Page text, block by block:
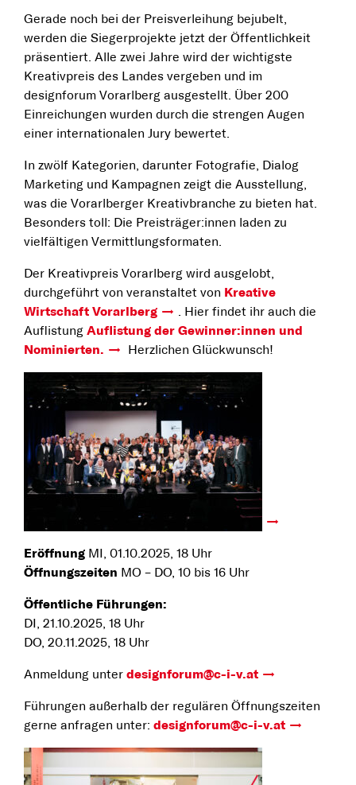
Gerade noch bei der Preisverleihung bejubelt,
werden die Siegerprojekte jetzt der Öffentlichkeit
präsentiert. Alle zwei Jahre wird der wichtigste
Kreativpreis des Landes vergeben und im
designforum Vorarlberg ausgestellt. Über 200
Einreichungen wurden durch die strengen Augen
einer internationalen Jury bewertet.
In zwölf Kategorien, darunter Fotografie, Dialog
Marketing und Kampagnen zeigt die Ausstellung,
was die Vorarlberger Kreativbranche zu bieten hat.
Besonders toll: Die Preisträger:innen laden zu
vielfältigen Vermittlungsformaten.
Der Kreativpreis Vorarlberg wird ausgelobt,
durchgeführt von veranstaltet von Kreative
Wirtschaft Vorarlberg
. Hier findet ihr auch die
Auflistung Auflistung der Gewinner:innen und
Nominierten.
Herzlichen Glückwunsch!
Eröffnung MI, 01.10.2025, 18 Uhr
Öffnungszeiten MO – DO, 10 bis 16 Uhr
Öffentliche Führungen:
DI, 21.10.2025, 18 Uhr
DO, 20.11.2025, 18 Uhr
Anmeldung unter designforum@c-i-v.at
Führungen außerhalb der regulären Öffnungszeiten
gerne anfragen unter: designforum@c-i-v.at